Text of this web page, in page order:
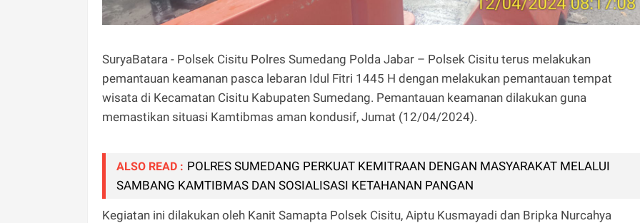
SuryaBatara - Polsek Cisitu Polres Sumedang Polda Jabar – Polsek Cisitu terus melakukan
pemantauan keamanan pasca lebaran Idul Fitri 1445 H dengan melakukan pemantauan tempat
wisata di Kecamatan Cisitu Kabupaten Sumedang. Pemantauan keamanan dilakukan guna
memastikan situasi Kamtibmas aman kondusif, Jumat (12/04/2024).
ALSO READ : POLRES SUMEDANG PERKUAT KEMITRAAN DENGAN MASYARAKAT MELALUI
SAMBANG KAMTIBMAS DAN SOSIALISASI KETAHANAN PANGAN
Kegiatan ini dilakukan oleh Kanit Samapta Polsek Cisitu, Aiptu Kusmayadi dan Bripka Nurcahya